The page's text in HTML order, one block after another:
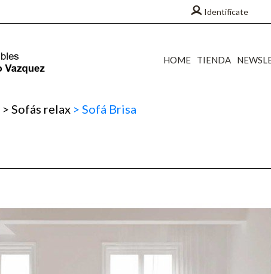
HOME TIENDA
Identifícate
> Sofás relax > Sofá Brisa